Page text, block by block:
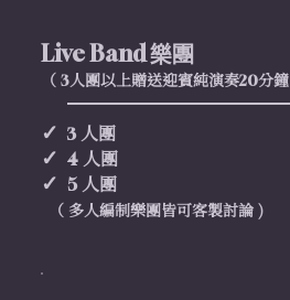
Live Band 樂團
（ 3人團以上贈送迎賓純演奏20分鐘
✓ 3 人團
✓ 4 人團
✓ 5 人團
（ 多人編制樂團皆可客製討論 )